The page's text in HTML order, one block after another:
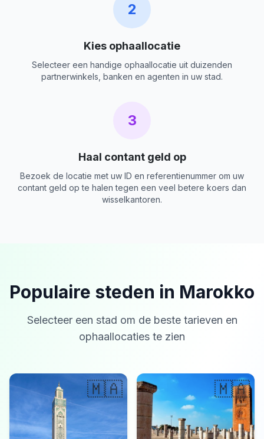
2
Kies ophaallocatie
Selecteer een handige ophaallocatie uit duizenden
partnerwinkels, banken en agenten in uw stad.
3
Haal contant geld op
Bezoek de locatie met uw ID en referentienummer om uw
contant geld op te halen tegen een veel betere koers dan
wisselkantoren.
Populaire steden in Marokko
Selecteer een stad om de beste tarieven en
ophaallocaties te zien
🇲🇦 🇲🇦